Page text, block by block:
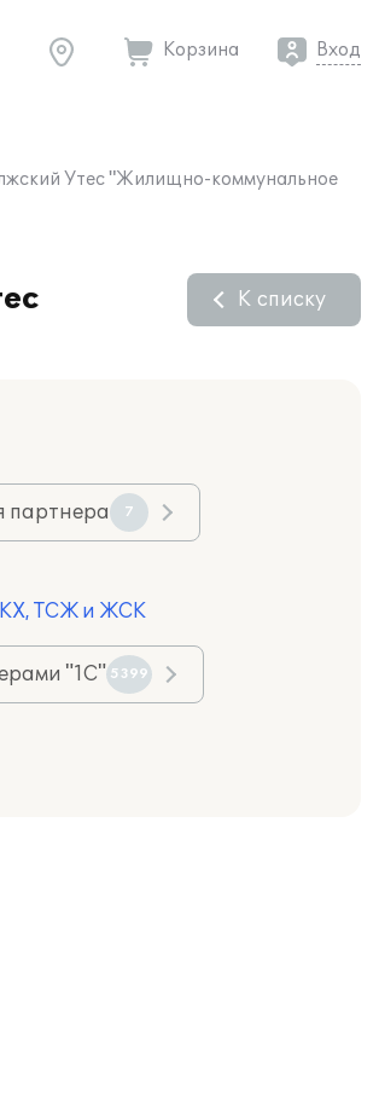
Корзина Вход
Утес "Жилищно-коммунальное
К списку
партнера 7
ТСЖ и ЖСК
"1С" 5399